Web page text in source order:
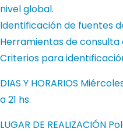
nivel global.
Identificación de fuentes
Herramientas de consulta
Criterios para
DIAS Y HORARIOS
a 21 hs.
LUGAR DE REALIZACIÓN